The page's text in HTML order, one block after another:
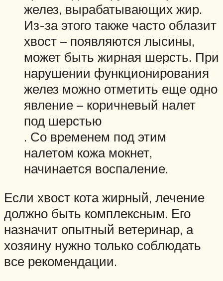
желез, вырабатывающих жир.
Из-за этого также часто облазит
хвост – появляются лысины,
может быть жирная шерсть. При
нарушении функционирования
желез можно отметить еще одно
явление – коричневый налет
под шерстью
. Со временем под этим
налетом кожа мокнет,
начинается воспаление.
Если хвост кота жирный, лечение
должно быть комплексным. Его
назначит опытный ветеринар, а
хозяину нужно только соблюдать
все рекомендации.